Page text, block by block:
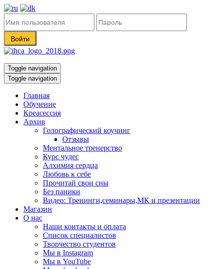
Toggle navigation
Toggle navigation
Главная
Обучение
Креасессия
Архив
Голографический коучинг
Отзывы
Ментальное тренерство
Курс чудес
Алхимия сердца
Любовь к себе
Прочитай свои сны
Без паники
Видео: Тренинги,семинары,МК и презентации
Магазин
О нас
Наши контакты и оплата
Список специалистов
Творчество студентов
Мы в Instagram
Мы в YouTube